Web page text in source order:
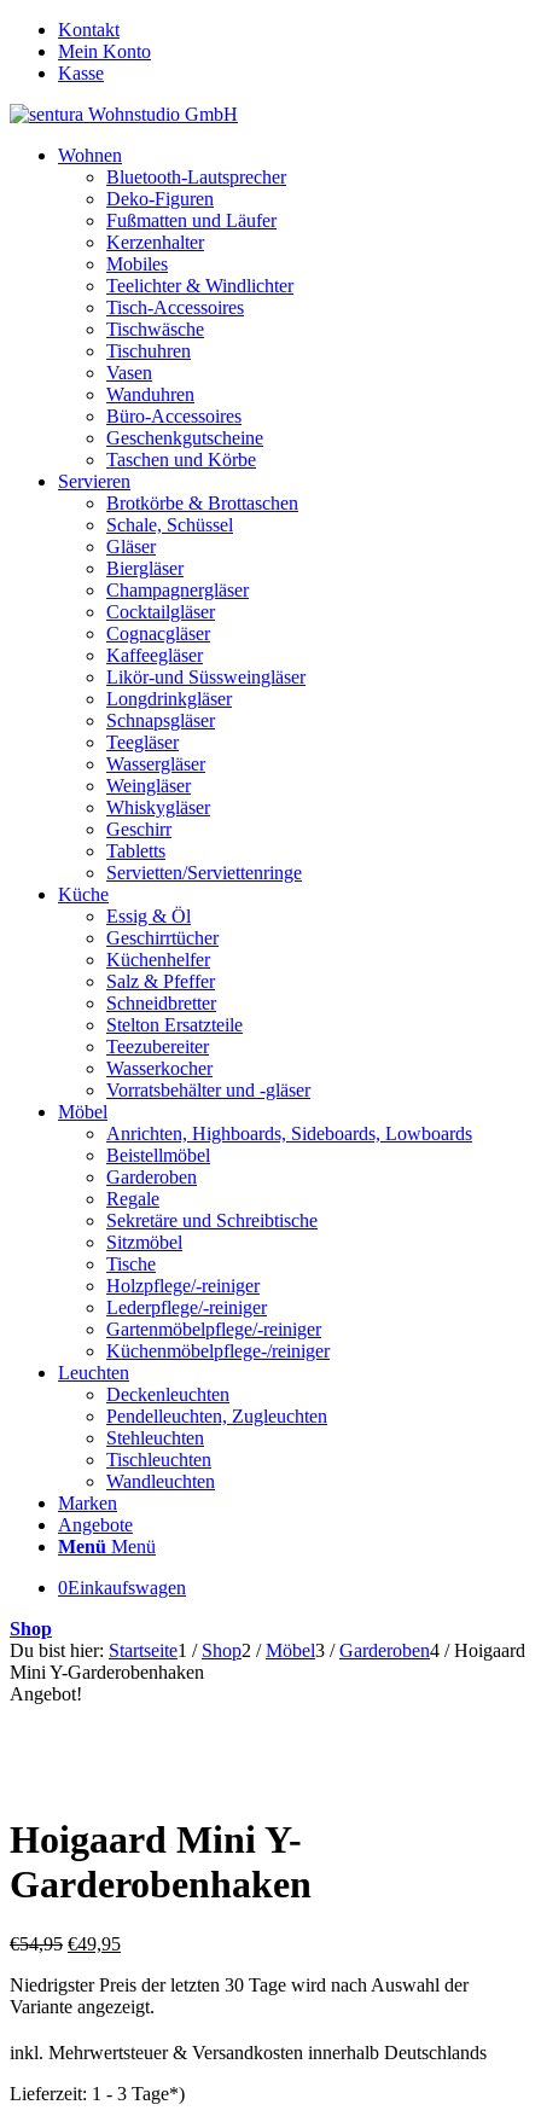
Kontakt
Mein Konto
Kasse
Wohnen
Bluetooth-Lautsprecher
Deko-Figuren
Fußmatten und Läufer
Kerzenhalter
Mobiles
Teelichter & Windlichter
Tisch-Accessoires
Tischwäsche
Tischuhren
Vasen
Wanduhren
Büro-Accessoires
Geschenkgutscheine
Taschen und Körbe
Servieren
Brotkörbe & Brottaschen
Schale, Schüssel
Gläser
Biergläser
Champagnergläser
Cocktailgläser
Cognacgläser
Kaffeegläser
Likör-und Süssweingläser
Longdrinkgläser
Schnapsgläser
Teegläser
Wassergläser
Weingläser
Whiskygläser
Geschirr
Tabletts
Servietten/Serviettenringe
Küche
Essig & Öl
Geschirrtücher
Küchenhelfer
Salz & Pfeffer
Schneidbretter
Stelton Ersatzteile
Teezubereiter
Wasserkocher
Vorratsbehälter und -gläser
Möbel
Anrichten, Highboards, Sideboards, Lowboards
Beistellmöbel
Garderoben
Regale
Sekretäre und Schreibtische
Sitzmöbel
Tische
Holzpflege/-reiniger
Lederpflege/-reiniger
Gartenmöbelpflege/-reiniger
Küchenmöbelpflege-/reiniger
Leuchten
Deckenleuchten
Pendelleuchten, Zugleuchten
Stehleuchten
Tischleuchten
Wandleuchten
Marken
Angebote
Menü Menü
0Einkaufswagen
Shop
Du bist hier: Startseite1 / Shop2 / Möbel3 / Garderoben4 / Hoigaard
Mini Y-Garderobenhaken
Angebot!
Hoigaard Mini Y-
Garderobenhaken
€54,95 Ursprünglicher
war:
€54,95
€49,95Aktueller
ist:
€49,95.
Niedrigster Preis der letzten 30 Tage wird nach Auswahl der
Variante angezeigt.
inkl. Mehrwertsteuer & Versandkosten innerhalb Deutschlands
Lieferzeit: 1 - 3 Tage*)